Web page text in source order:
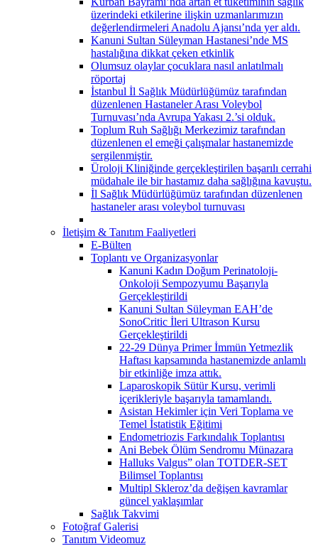
üzerindeki etkilerine ilişkin uzmanlarımızın
değerlendirmeleri Anadolu Ajansı’nda yer aldı.
Kanuni Sultan Süleyman Hastanesi’nde MS
hastalığına dikkat çeken etkinlik
Olumsuz olaylar çocuklara nasıl anlatılmalı
röportaj
İstanbul İl Sağlık Müdürlüğümüz tarafından
düzenlenen Hastaneler Arası Voleybol
Turnuvası’nda Avrupa Yakası 2.’si olduk.
Toplum Ruh Sağlığı Merkezimiz tarafından
düzenlenen el emeği çalışmalar hastanemizde
sergilenmiştir.
Üroloji Kliniğinde gerçekleştirilen başarılı cerrahi
müdahale ile bir hastamız daha sağlığına kavuştu.
İl Sağlık Müdürlüğümüz tarafından düzenlenen
hastaneler arası voleybol turnuvası
İletişim & Tanıtım Faaliyetleri
E-Bülten
Toplantı ve Organizasyonlar
Kanuni Kadın Doğum Perinatoloji-
Onkoloji Sempozyumu Başarıyla
Gerçekleştirildi
Kanuni Sultan Süleyman EAH’de
SonoCritic İleri Ultrason Kursu
Gerçekleştirildi
22-29 Dünya Primer İmmün Yetmezlik
Haftası kapsamında hastanemizde anlamlı
bir etkinliğe imza attık.
Laparoskopik Sütür Kursu, verimli
içerikleriyle başarıyla tamamlandı.
Asistan Hekimler için Veri Toplama ve
Temel İstatistik Eğitimi
Endometriozis Farkındalık Toplantısı
Ani Bebek Ölüm Sendromu Münazara
Halluks Valgus” olan TOTDER-SET
Bilimsel Toplantısı
Multipl Skleroz’da değişen kavramlar
güncel yaklaşımlar
Sağlık Takvimi
Fotoğraf Galerisi
Tanıtım Videomuz